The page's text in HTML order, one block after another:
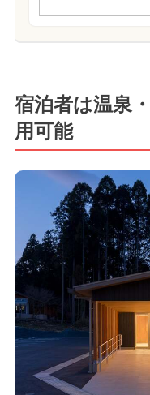
宿泊者は温泉
用可能